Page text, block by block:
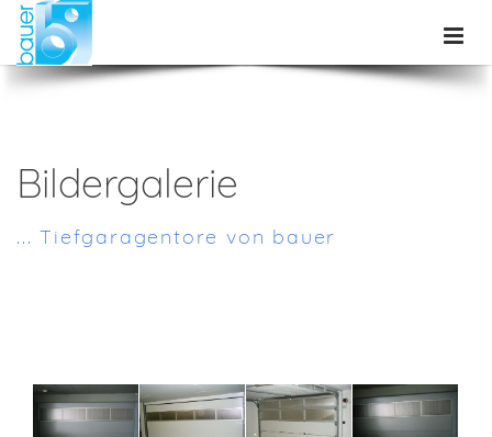
Bildergalerie
... Tiefgaragentore von bauer